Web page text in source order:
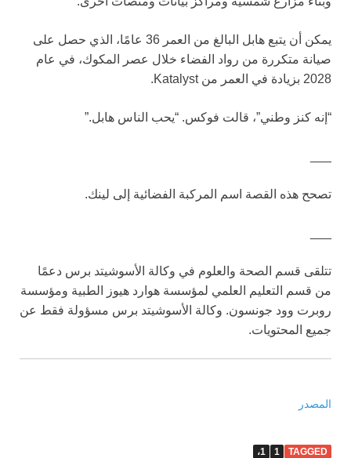
يمكن أن يتبع هابل البالغ من العمر 36 عامًا، الذي حصل على
صيانة متكررة من رواد الفضاء خلال عصر المكوك، في عام
2028 بزيادة في العمر من Katalyst.
“إنه كنز وطني”، قالت فوكس. “يحب الناس هابل.”
تصحح هذه القصة اسم المركبة الفضائية إلى لينك.
تتلقى قسم الصحة والعلوم في وكالة الأسوشيتد برس دعمًا
من قسم التعليم العلمي لمؤسسة هوارد هيوز الطبية ومؤسسة
روبرت وود جونسون. وكالة الأسوشيتد برس مسؤولة فقط عن
جميع المحتويات.
المصدر
TAGGED
1 1،